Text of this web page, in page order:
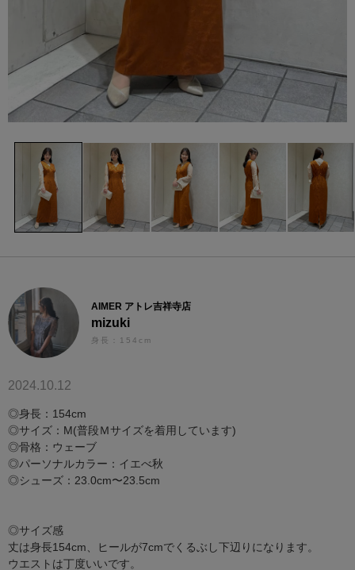
AIMER アトレ吉祥寺店
mizuki
身長：154cm
2024.10.12
◎身長：154cm
◎サイズ：M(普段Ｍサイズを着用しています)
◎骨格：ウェーブ
◎パーソナルカラー：イエべ秋
◎シューズ：23.0cm〜23.5cm
◎サイズ感
丈は身長154cm、ヒールが7cmでくるぶし下辺りになります。
ウエストは丁度いいです。